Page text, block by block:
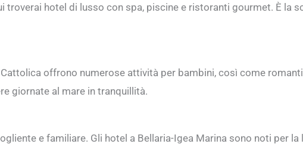
troverai hotel di lusso con spa, piscine e ristoranti gourmet. È la
offrono numerose attività per bambini, così come
giornate al mare in tranquillità.
e familiare. Gli hotel a Bellaria-Igea Marina sono noti per